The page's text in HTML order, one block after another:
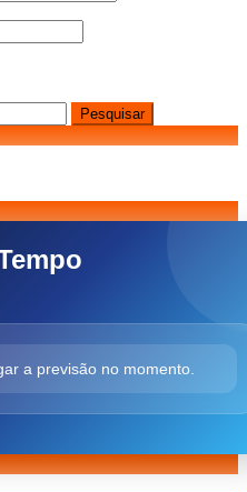
a previsão no momento.